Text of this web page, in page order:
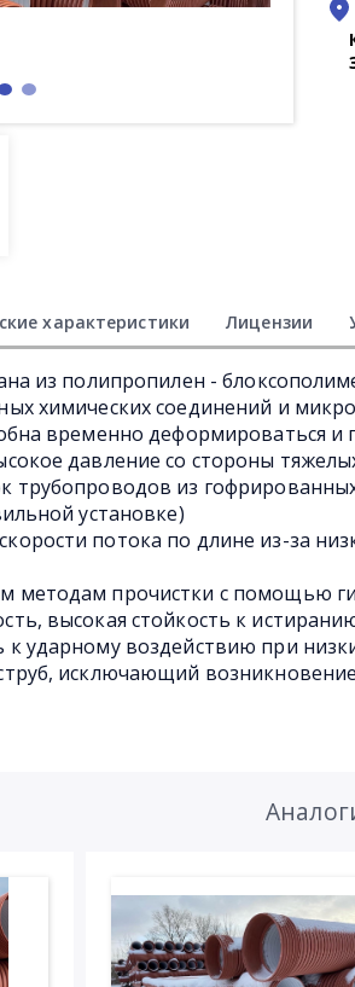
характеристики Лицензии
из полипропилен -
химических соединений и
временно деформироваться и
давление со стороны
трубопроводов из
установке)
потока по длине из-за
методам прочистки с помощью
высокая стойкость к
ударному воздействию при
исключающий возникновение